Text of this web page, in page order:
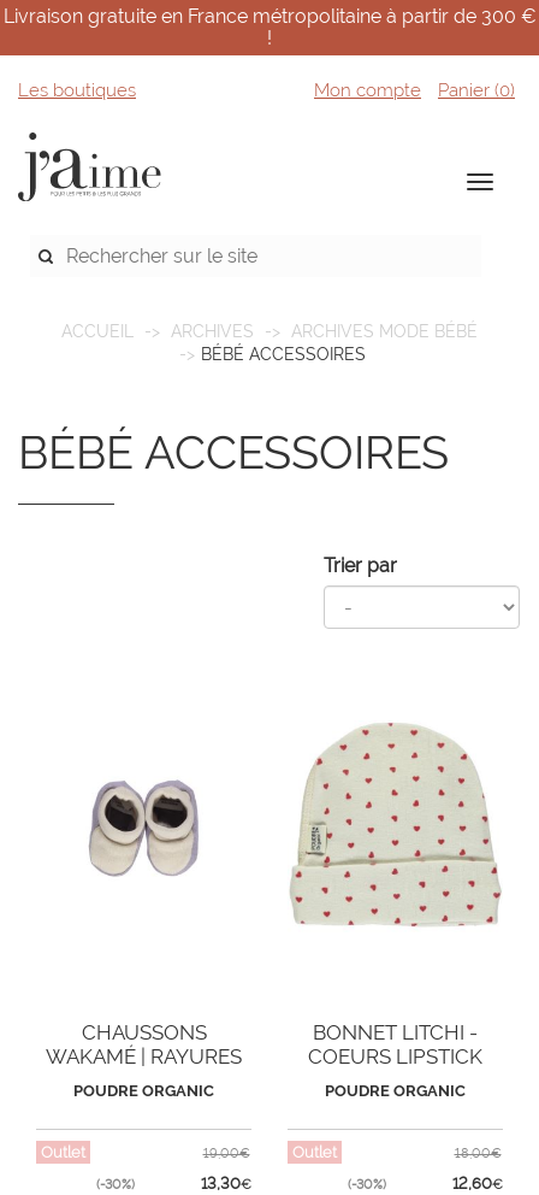
Livraison gratuite en France métropolitaine à partir de 300 €
!
Les boutiques Mon compte Panier (0)
ACCUEIL ARCHIVES
ARCHIVES MODE BÉBÉ
BÉBÉ ACCESSOIRES
BÉBÉ ACCESSOIRES
Trier par
CHAUSSONS
WAKAMÉ | RAYURES
LAVENDER
POUDRE ORGANIC
Outlet
(-30%)
19,00€
13,30€
BONNET LITCHI -
COEURS LIPSTICK
POUDRE ORGANIC
Outlet
(-30%)
18,00€
12,60€